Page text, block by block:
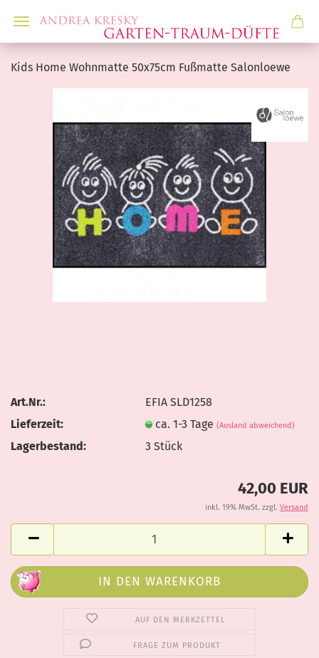
Kids Home Wohnmatte 50x75cm Fußmatte Salonloewe
Art.Nr.:
EFIA SLD1258
Lieferzeit:
ca. 1-3 Tage(Ausland abweichend)
Lagerbestand: 3Stück
42,00 EUR
inkl. 19% MwSt. zzgl. Versand
AUF DEN MERKZETTEL
FRAGE ZUM PRODUKT